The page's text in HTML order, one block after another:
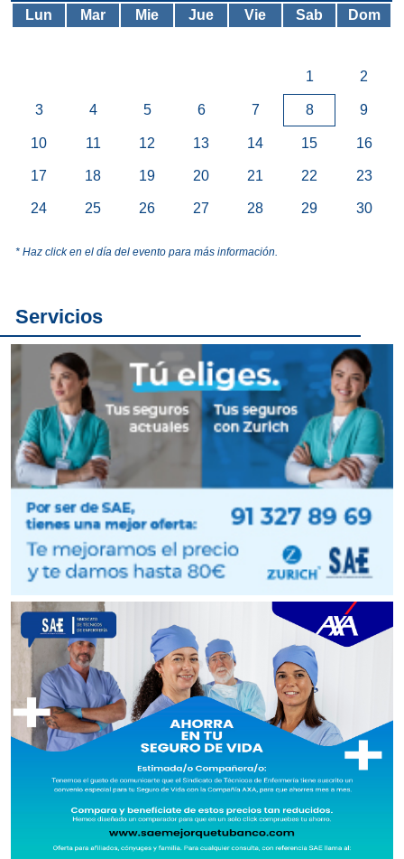
Lun Mar Mie Jue Vie Sab Dom
1 2
3 4 5 6 7 8 9
10 11 12 13 14 15 16
17 18 19 20 21 22 23
24 25 26 27 28 29 30
* Haz click en el día del evento para más información.
Servicios